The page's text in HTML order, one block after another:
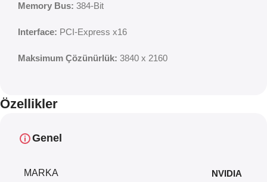
Memory Bus: 384-Bit
Interface: PCI-Express x16
Maksimum Çözünürlük: ‎3840 x 2160
Özellikler
Genel
MARKA NVIDIA